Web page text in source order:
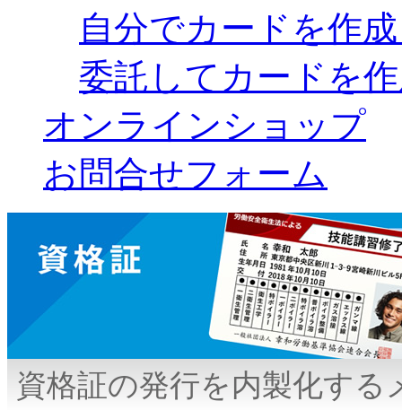
自分でカードを作
委託してカードを
オンラインショップ
お問合せフォーム
資格証の発行を内製化する